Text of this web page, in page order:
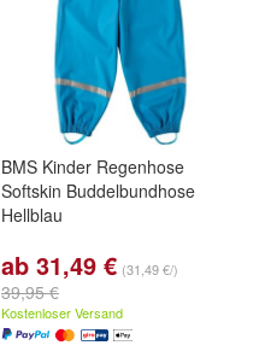
BMS Kinder Regenhose
Softskin Buddelbundhose
Hellblau
ab 31,49 € (31,49 €/)
39,95 €
Kostenloser Versand